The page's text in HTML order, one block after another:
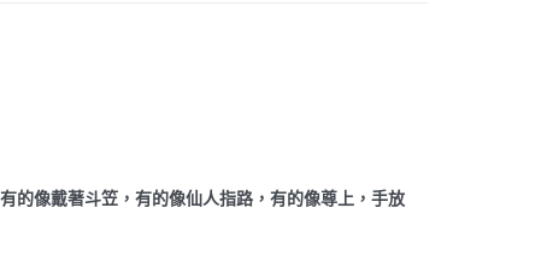
的像戴著斗笠，有的像仙人指路，有的像尊上，手放